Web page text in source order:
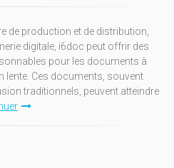
de production et de distribution,
digitale, i6doc peut offrir des
pour les documents à
Ces documents, souvent
traditionnels, peuvent atteindre